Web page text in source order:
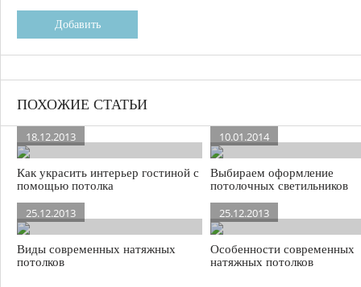
Добавить
ПОХОЖИЕ СТАТЬИ
18.12.2013
Как украсить интерьер гостиной с
помощью потолка
10.01.2014
Выбираем оформление
потолочных светильников
25.12.2013
Виды современных натяжных
потолков
25.12.2013
Особенности современных
натяжных потолков